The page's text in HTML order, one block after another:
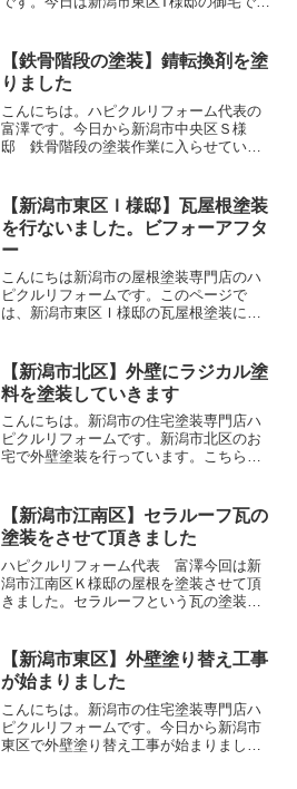
浄」が必要です。なぜ高圧洗浄をするか
というと、外壁や屋根に...
【鉄骨階段の塗装】錆転換剤を塗
りました
こんにちは。ハピクルリフォーム代表の
富澤です。今日から新潟市中央区Ｓ様
邸 鉄骨階段の塗装作業に入らせていた
の鉄骨階段は錆がけっこう進んでいま
す。階段裏は錆びていますね。...
【新潟市東区Ｉ様邸】瓦屋根塗装
を行ないました。ビフォーアフタ
ー
こんにちは新潟市の屋根塗装専門店のハ
ピクルリフォームです。このページで
は、新潟市東区Ｉ様邸の瓦屋根塗装につ
根 高圧洗浄塗装前には必ず高圧洗浄を
行ないます。瓦屋根には古い...
【新潟市北区】外壁にラジカル塗
料を塗装していきます
こんにちは。新潟市の住宅塗装専門店ハ
ピクルリフォームです。新潟市北区のお
宅で外壁塗装を行っています。こちらの
化要因であるラジカルを抑制する働きが
あります。紫外線や雨が当...
【新潟市江南区】セラルーフ瓦の
塗装をさせて頂きました
ハピクルリフォーム代表 富澤今回は新
潟市江南区Ｋ様邸の屋根を塗装させて頂
きました。セラルーフという瓦の塗装で
状態は艶がなく、瓦の下地が出てきてい
ます。雪止めアングルも錆...
【新潟市東区】外壁塗り替え工事
が始まりました
こんにちは。新潟市の住宅塗装専門店ハ
ピクルリフォームです。今日から新潟市
東区で外壁塗り替え工事が始まりまし